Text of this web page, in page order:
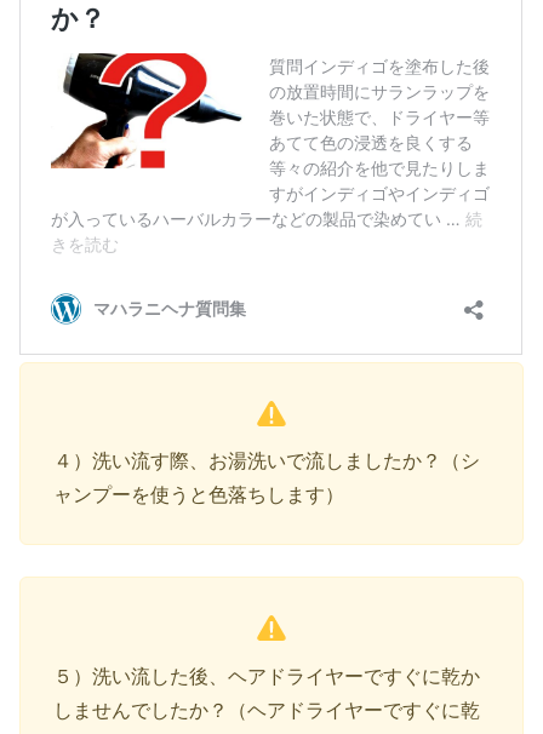
４）洗い流す際、お湯洗いで流しましたか？（シ
ャンプーを使うと色落ちします）
５）洗い流した後、ヘアドライヤーですぐに乾か
しませんでしたか？（ヘアドライヤーですぐに乾